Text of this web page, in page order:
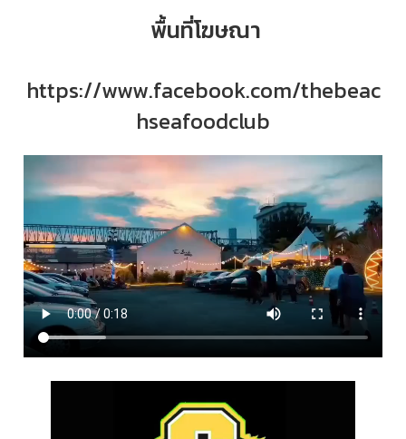
พื้นที่โฆษณา
https://www.facebook.com/thebeac
hseafoodclub